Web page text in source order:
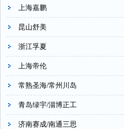
上海嘉鹏
昆山舒美
浙江孚夏
上海帝伦
常熟圣海/常州川岛
青岛绿宇/淄博正工
济南赛成/南通三思